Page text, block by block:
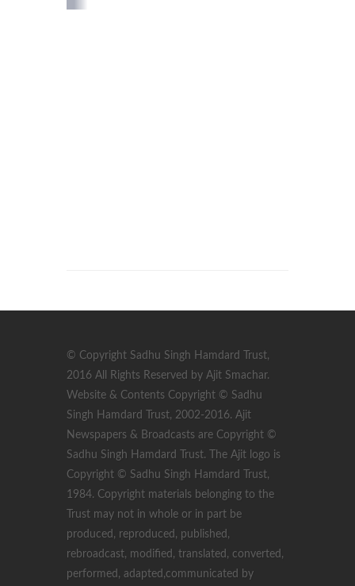
© Copyright Sadhu Singh Hamdard Trust,
2016 All Rights Reserved by Ajit Smachar.
Website & Contents Copyright © Sadhu
Singh Hamdard Trust, 2002-2016. Ajit
Newspapers & Broadcasts are Copyright ©
Sadhu Singh Hamdard Trust. The Ajit logo is
Copyright © Sadhu Singh Hamdard Trust,
1984. Copyright materials belonging to the
Trust may not in whole or in part be
produced, reproduced, published,
rebroadcast, modified, translated, converted,
performed, adapted,communicated by